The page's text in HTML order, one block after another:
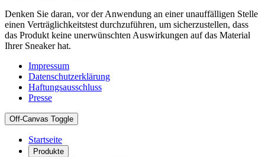
Denken Sie daran, vor der Anwendung an einer unauffälligen Stelle
einen Verträglichkeitstest durchzuführen, um sicherzustellen, dass
das Produkt keine unerwünschten Auswirkungen auf das Material
Ihrer Sneaker hat.
Impressum
Datenschutzerklärung
Haftungsausschluss
Presse
Off-Canvas Toggle
Startseite
Produkte